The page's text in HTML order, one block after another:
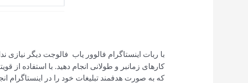
با ربات اینستاگرام فالوور یاب فالوجت دیگر نیازی
کارهای زمانبر و طولانی انجام دهید. با استفاده از
که به صورت هدفمند تبلیغات خود را در اینستاگرام